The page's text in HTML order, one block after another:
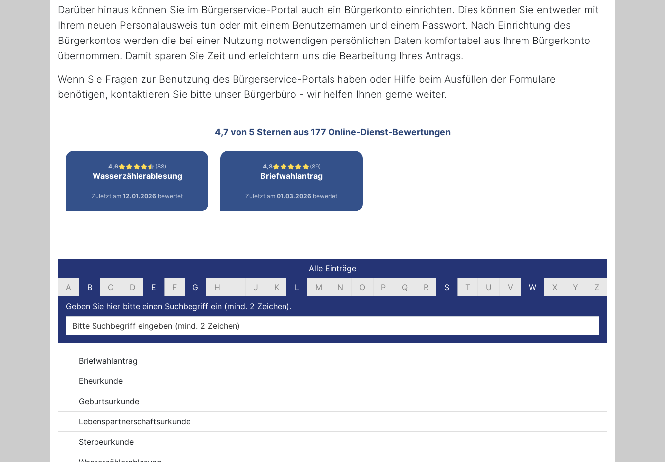
Darüber hinaus können Sie im Bürgerservice-Portal auch ein Bürgerkonto einrichten. Dies können Sie entweder mit
Ihrem neuen Personalausweis tun oder mit einem Benutzernamen und einem Passwort. Nach Einrichtung des
Bürgerkontos werden die bei einer Nutzung notwendigen persönlichen Daten komfortabel aus Ihrem Bürgerkonto
übernommen. Damit sparen Sie Zeit und erleichtern uns die Bearbeitung Ihres Antrags.
Wenn Sie Fragen zur Benutzung des Bürgerservice-Portals haben oder Hilfe beim Ausfüllen der Formulare
benötigen, kontaktieren Sie bitte unser Bürgerbüro - wir helfen Ihnen gerne weiter.
Alle Einträge
A
B C D E F G H I J K L M N O P Q R S T U V W X Y
Z
Geben Sie hier bitte einen Suchbegriff ein (mind. 2 Zeichen).
Briefwahlantrag
Eheurkunde
Geburtsurkunde
Lebenspartnerschaftsurkunde
Sterbeurkunde